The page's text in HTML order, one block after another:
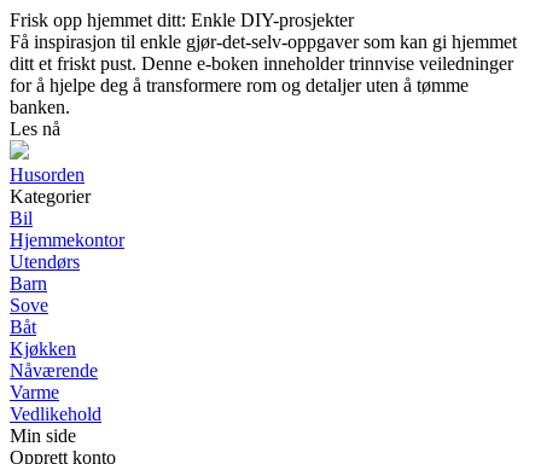
Frisk opp hjemmet ditt: Enkle DIY-prosjekter
Få inspirasjon til enkle gjør-det-selv-oppgaver som kan gi hjemmet
ditt et friskt pust. Denne e-boken inneholder trinnvise veiledninger
for å hjelpe deg å transformere rom og detaljer uten å tømme
banken.
Les nå
Husorden
Kategorier
Bil
Hjemmekontor
Utendørs
Barn
Sove
Båt
Kjøkken
Nåværende
Varme
Vedlikehold
Min side
Opprett konto